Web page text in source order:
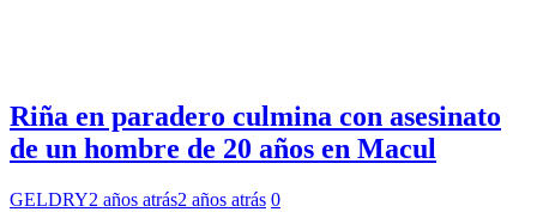
Riña en paradero culmina con asesinato
de un hombre de 20 años en Macul
GELDRY2 años atrás2 años atrás 0